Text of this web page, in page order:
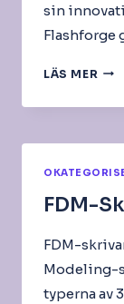
sin
Flashforge
LÄS MER
FDM-
FDM-
Modeling-
typerna av